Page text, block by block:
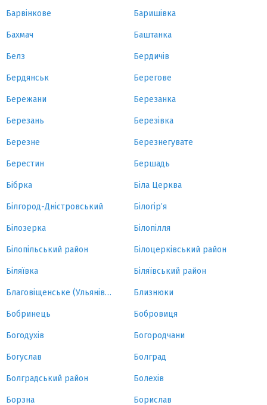
Барвінкове Баришівка
Бахмач Баштанка
Белз Бердичів
Бердянськ Берегове
Бережани Березанка
Березань Березівка
Березне Березнегувате
Берестин Бершадь
Бібрка Біла Церква
Білгород-Дністровський Білогір’я
Білозерка Білопілля
Білопільський район Білоцерківський район
Біляївка Біляївський район
Благовіщенське (Ульянівка) Близнюки
Бобринець Бобровиця
Богодухів Богородчани
Богуслав Болград
Болградський район Болехів
Борзна Борислав